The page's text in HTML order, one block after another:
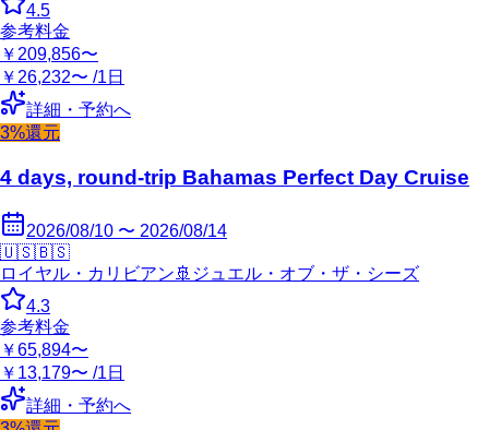
4.5
参考料金
￥209,856〜
￥26,232〜 /1日
詳細・予約へ
3%還元
4 days, round-trip Bahamas Perfect Day Cruise
2026/08/10 〜 2026/08/14
🇺🇸🇧🇸
ロイヤル・カリビアン 🚢 ジュエル・オブ・ザ・シーズ
4.3
参考料金
￥65,894〜
￥13,179〜 /1日
詳細・予約へ